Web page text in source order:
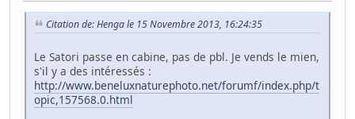
Citation de: Henga le 15 Novembre 2013, 16:24:35
Le Satori passe en cabine, pas de pbl. Je vends le mien,
s'il y a des intéressés :
http://www.beneluxnaturephoto.net/forumf/index.php/t
opic,157568.0.html